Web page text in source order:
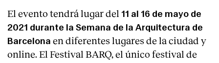
El evento tendrá lugar del 11 al 16 de mayo de
2021 durante la Semana de la Arquitectura de
Barcelona en diferentes lugares de la ciudad y
online. El Festival BARQ, el único festival de